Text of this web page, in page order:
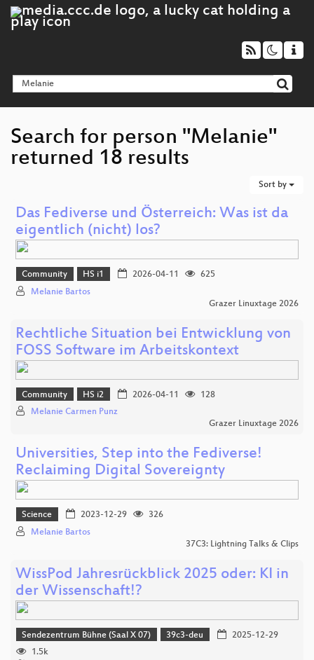
Search for person "Melanie"
returned 18 results
Sort by
Das Fediverse und Österreich: Was ist da
eigentlich (nicht) los?
Community HS i1 2026-04-11
625
Melanie Bartos
Grazer Linuxtage 2026
Rechtliche Situation bei Entwicklung von
FOSS Software im Arbeitskontext
Community HS i2 2026-04-11
128
Melanie Carmen Punz
Grazer Linuxtage 2026
Universities, Step into the Fediverse!
Reclaiming Digital Sovereignty
Science 2023-12-29
326
Melanie Bartos
37C3: Lightning Talks & Clips
​WissPod Jahresrückblick 2025 oder: KI in
der Wissenschaft!?
Sendezentrum Bühne (Saal X 07) 39c3-deu
2025-12-29
1.5k